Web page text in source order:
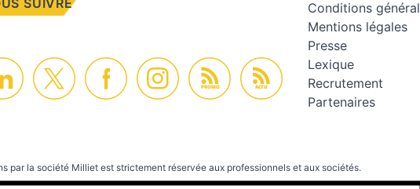
SUIVRE
PROMO ACTU
Conditions
Mentions légales
Presse
Lexique
Recrutement
Partenaires
par la société Milliet est strictement réservée aux professionnels et aux sociétés.